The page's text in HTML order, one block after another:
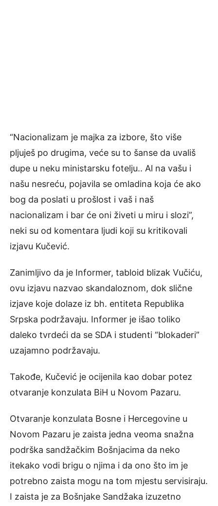
“Nacionalizam je majka za izbore, što više
pljuješ po drugima, veće su to šanse da uvališ
dupe u neku ministarsku fotelju.. Al na vašu i
našu nesreću, pojavila se omladina koja će ako
bog da poslati u prošlost i vaš i naš
nacionalizam i bar će oni živeti u miru i slozi”,
neki su od komentara ljudi koji su kritikovali
izjavu Kučević.
Zanimljivo da je Informer, tabloid blizak Vučiću,
ovu izjavu nazvao skandaloznom, dok slične
izjave koje dolaze iz bh. entiteta Republika
Srpska podržavaju. Informer je išao toliko
daleko tvrdeći da se SDA i studenti “blokaderi”
uzajamno podržavaju.
Takođe, Kučević je ocijenila kao dobar potez
otvaranje konzulata BiH u Novom Pazaru.
Otvaranje konzulata Bosne i Hercegovine u
Novom Pazaru je zaista jedna veoma snažna
podrška sandžačkim Bošnjacima da neko
itekako vodi brigu o njima i da ono što im je
potrebno zaista mogu na tom mjestu servisiraju.
I zaista je za Bošnjake Sandžaka izuzetno